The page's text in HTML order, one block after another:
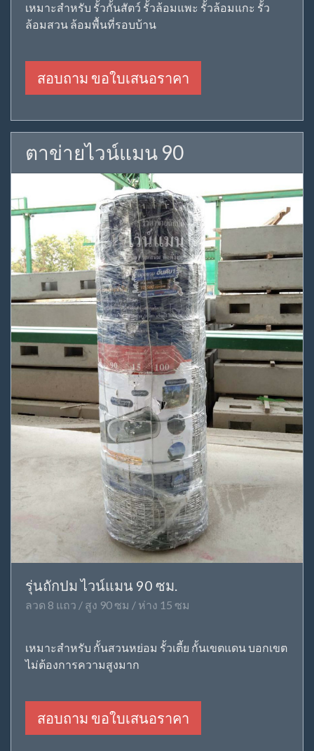
เหมาะสำหรับ รั้วกั้นสัตว์ รั้วล้อมแพะ รั้วล้อมแกะ รั้ว
ล้อมสวน ล้อมพื้นที่รอบบ้าน
สอบถาม ขอใบเสนอราคา
ตาข่ายไวน์แมน 90
รุ่นถักปม ไวน์แมน 90 ซม.
ลวด 8 แถว / สูง 90 ซม / ห่าง 15 ซม
เหมาะสำหรับ กั้นสวนหย่อม รั้วเตี้ย กั้นเขตแดน บอกเขต
ไม่ต้องการความสูงมาก
สอบถาม ขอใบเสนอราคา